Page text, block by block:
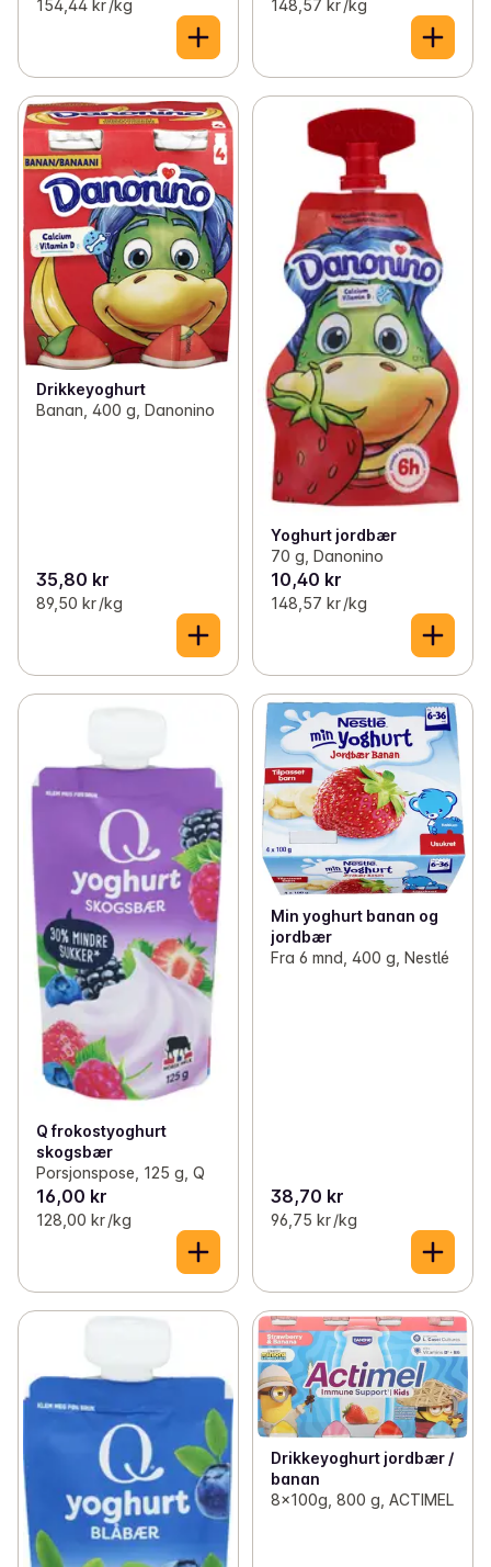
154,44 kr /kg 148,57 kr /kg
Drikkeyoghurt
Banan, 400 g, Danonino
35,80 kr
89,50 kr /kg
Yoghurt jordbær
70 g, Danonino
10,40 kr
148,57 kr /kg
Q frokostyoghurt
skogsbær
Porsjonspose, 125 g, Q
16,00 kr
128,00 kr /kg
Min yoghurt banan og
jordbær
Fra 6 mnd, 400 g, Nestlé
38,70 kr
96,75 kr /kg
Drikkeyoghurt jordbær /
banan
8x100g, 800 g, ACTIMEL